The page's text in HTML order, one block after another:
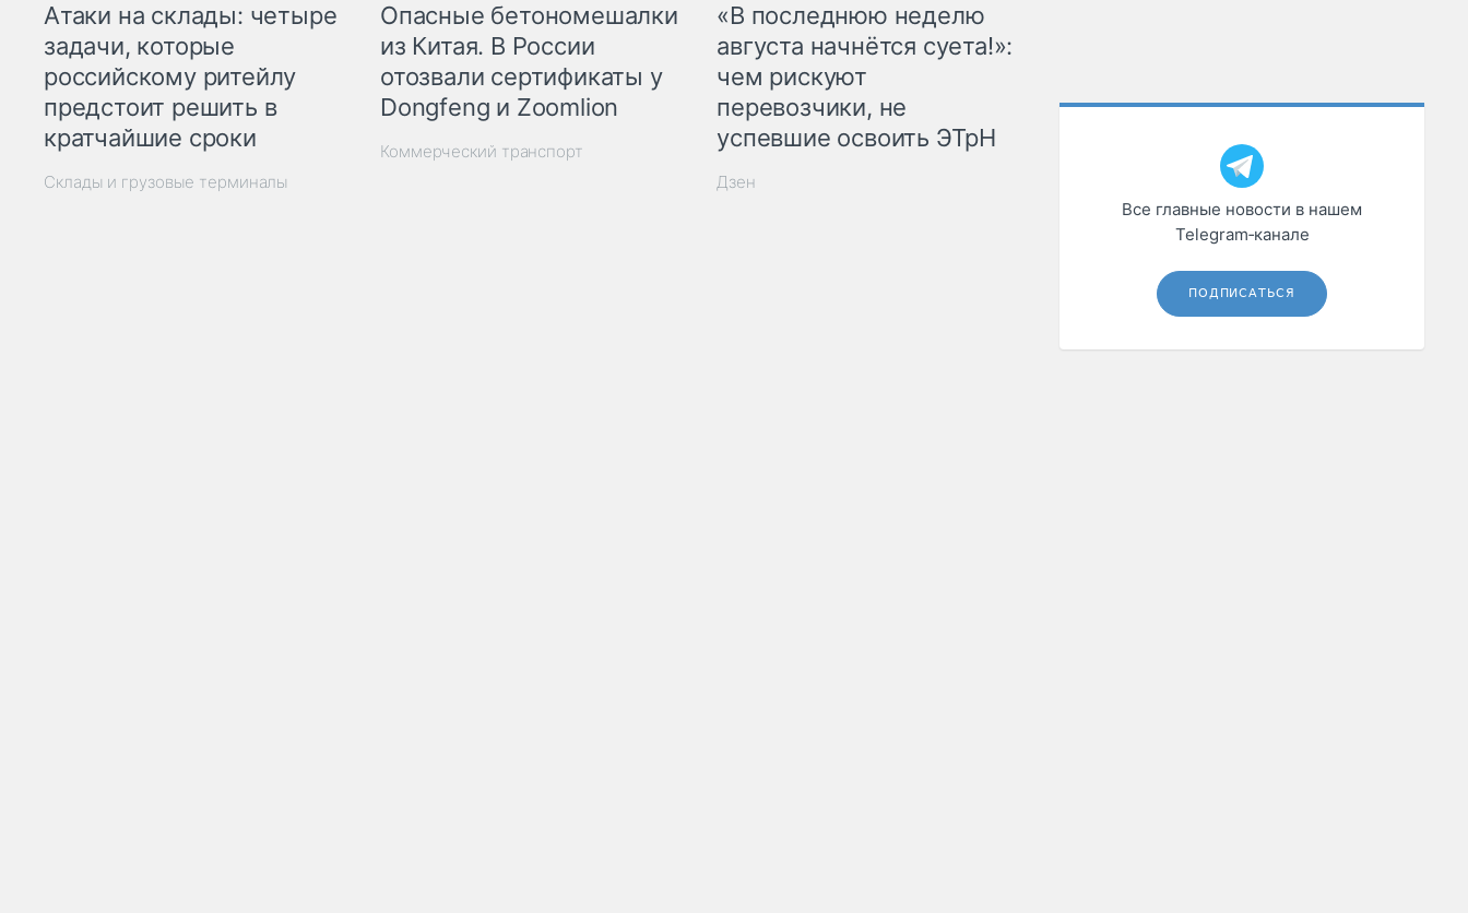
Атаки на склады: четыре
задачи, которые
российскому ритейлу
предстоит решить в
кратчайшие сроки
Склады и грузовые терминалы
Опасные бетономешалки
из Китая. В России
отозвали сертификаты у
Dongfeng и Zoomlion
Коммерческий транспорт
«В последнюю неделю
августа начнётся суета!»:
чем рискуют
перевозчики, не
успевшие освоить ЭТрН
Дзен
Все главные новости в нашем
Telegram‑канале
ПОДПИСАТЬСЯ